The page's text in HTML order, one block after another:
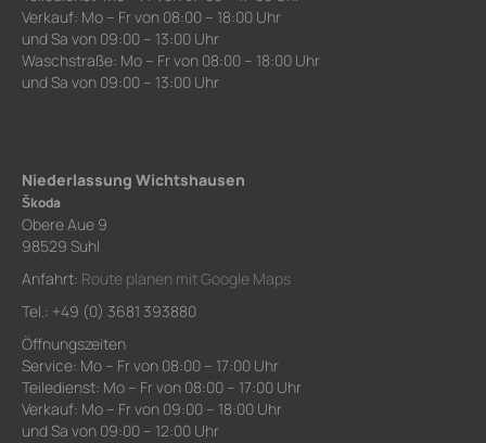
Verkauf: Mo – Fr von 08:00 – 18:00 Uhr
und Sa von 09:00 – 13:00 Uhr
Waschstraße: Mo – Fr von 08:00 – 18:00 Uhr
und Sa von 09:00 – 13:00 Uhr
Niederlassung Wichtshausen
Škoda
Obere Aue 9
98529 Suhl
Anfahrt: Route planen mit Google Maps
Tel.: +49 (0) 3681 393880
Öffnungszeiten
Service: Mo – Fr von 08:00 – 17:00 Uhr
Teiledienst: Mo – Fr von 08:00 – 17:00 Uhr
Verkauf: Mo – Fr von 09:00 – 18:00 Uhr
und Sa von 09:00 – 12:00 Uhr